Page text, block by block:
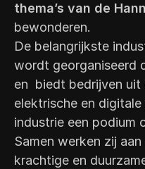
thema’s van de
bewonderen.
De belangrijkste
wordt georganiseerd
en biedt bedrijven uit
elektrische en
industrie een podium
Samen werken zij
krachtige en